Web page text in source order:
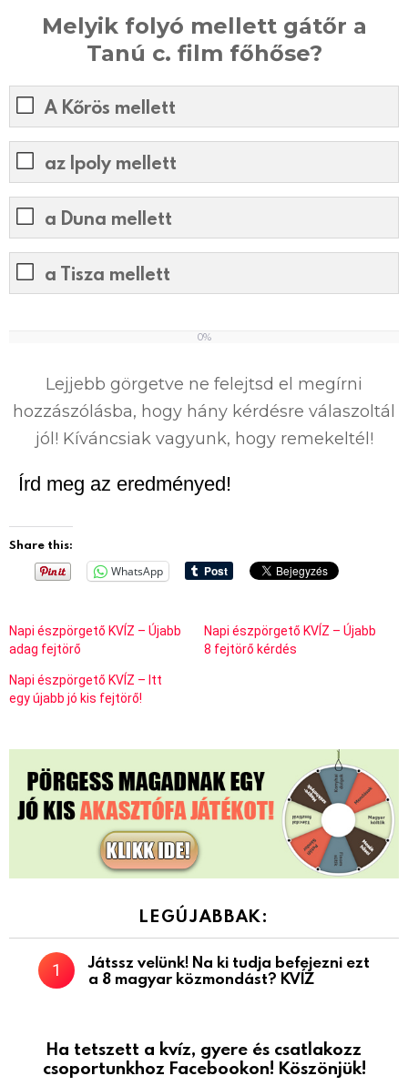
Melyik folyó mellett gátőr a
Tanú c. film főhőse?
A Kőrös mellett
az Ipoly mellett
a Duna mellett
a Tisza mellett
0%
Lejjebb görgetve ne felejtsd el megírni
hozzászólásba, hogy hány kérdésre válaszoltál
jól! Kíváncsiak vagyunk, hogy remekeltél!
Írd meg az eredményed!
Share this:
WhatsApp
Napi észpörgető KVÍZ – Újabb
adag fejtörő
Napi észpörgető KVÍZ – Újabb
8 fejtörő kérdés
Napi észpörgető KVÍZ – Itt
egy újabb jó kis fejtörő!
LEGÚJABBAK:
Játssz velünk! Na ki tudja befejezni ezt
a 8 magyar közmondást? KVÍZ
Ha tetszett a kvíz, gyere és csatlakozz
csoportunkhoz Facebookon! Köszönjük!